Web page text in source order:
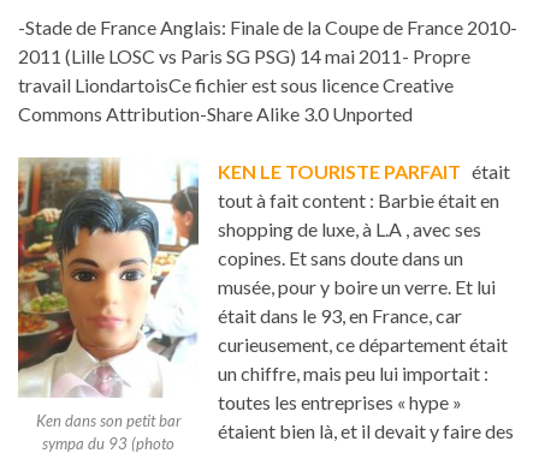
-Stade de France Anglais: Finale de la Coupe de France 2010-
2011 (Lille LOSC vs Paris SG PSG) 14 mai 2011- Propre
travail LiondartoisCe fichier est sous licence Creative
Commons Attribution-Share Alike 3.0 Unported
Ken dans son petit bar
sympa du 93 (photo
KEN LE TOURISTE PARFAIT était
tout à fait content : Barbie était en
shopping de luxe, à L.A , avec ses
copines. Et sans doute dans un
musée, pour y boire un verre. Et lui
était dans le 93, en France, car
curieusement, ce département était
un chiffre, mais peu lui importait :
toutes les entreprises « hype »
étaient bien là, et il devait y faire des